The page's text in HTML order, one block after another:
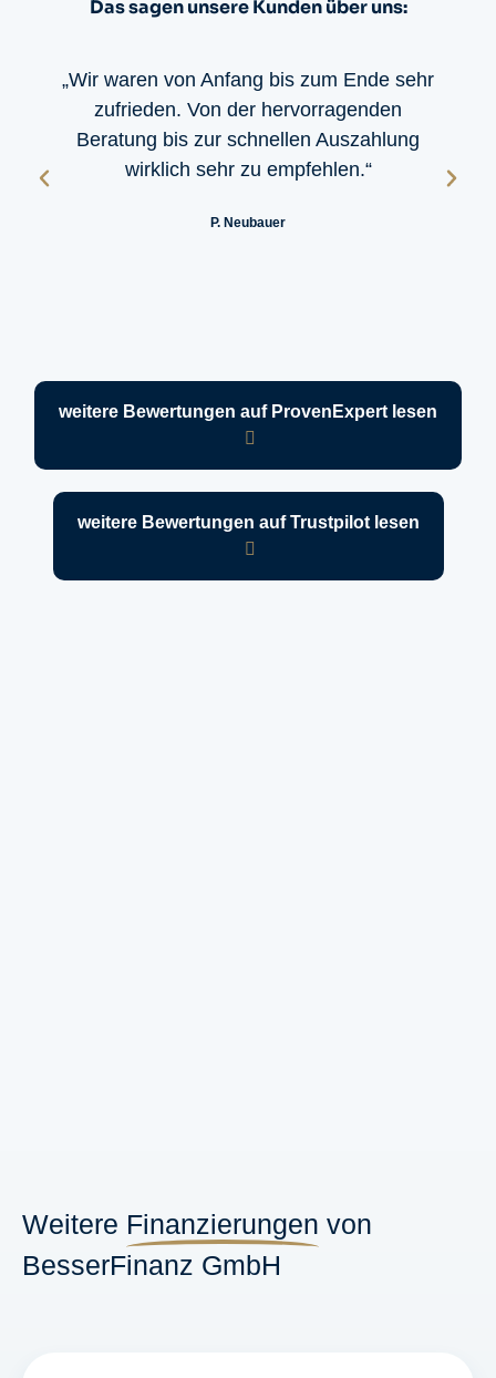
Das sagen unsere Kunden über uns:
„Wir waren von Anfang bis zum Ende sehr
zufrieden. Von der hervorragenden
Beratung bis zur schnellen Auszahlung
wirklich sehr zu empfehlen.“
P. Neubauer
weitere Bewertungen auf ProvenExpert lesen
weitere Bewertungen auf Trustpilot lesen
Weitere Finanzierungen von
BesserFinanz GmbH